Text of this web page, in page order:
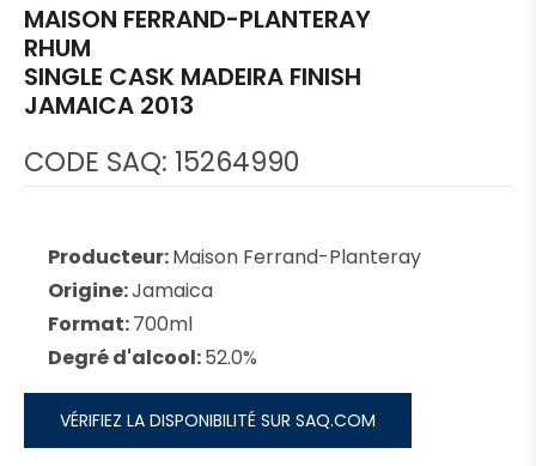
MAISON FERRAND-PLANTERAY
RHUM
SINGLE CASK MADEIRA FINISH
JAMAICA 2013
CODE SAQ: 15264990
Producteur:Maison Ferrand-Planteray
Origine:Jamaica
Format:700ml
Degré d'alcool:52.0%
VÉRIFIEZ LA DISPONIBILITÉ SUR SAQ.COM